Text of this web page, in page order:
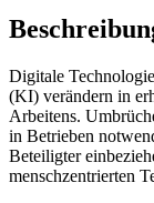
Digitale
(KI) verändern in
Arbeitens.
in Betrieben
Beteiligter
menschzentrierten